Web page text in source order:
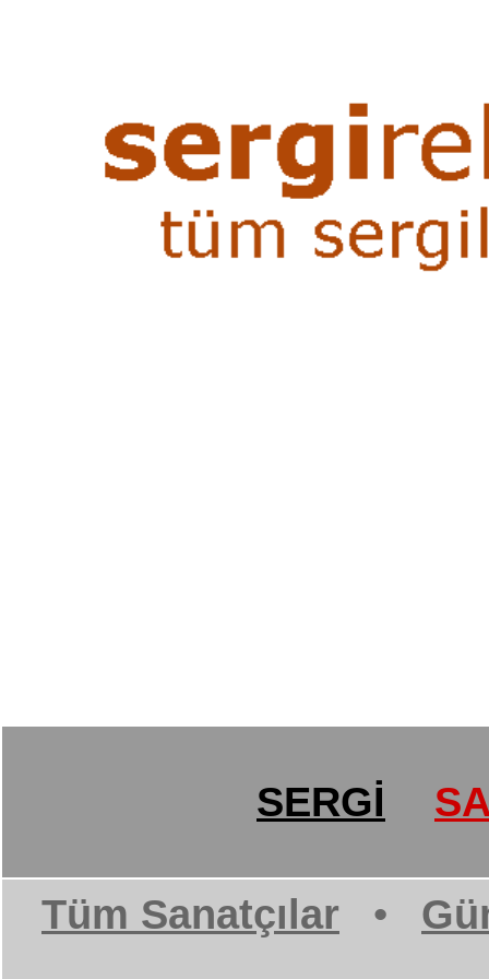
SERGİ
Tüm Sanatçılar •